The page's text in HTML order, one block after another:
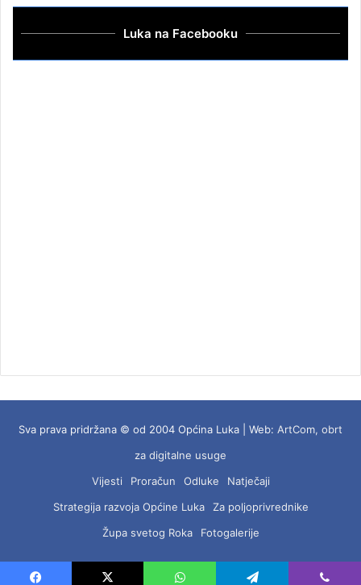
Luka na Facebooku
Sva prava pridržana © od 2004 Općina Luka | Web: ArtCom, obrt
za digitalne usuge
Vijesti
Proračun Odluke
Natječaji
Strategija razvoja Općine Luka
Za poljoprivrednike
Župa svetog Roka
Fotogalerije